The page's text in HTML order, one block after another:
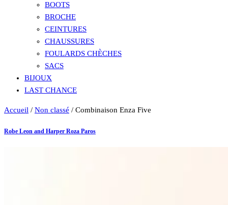
BOOTS
BROCHE
CEINTURES
CHAUSSURES
FOULARDS CHÈCHES
SACS
BIJOUX
LAST CHANCE
Accueil / Non classé / Combinaison Enza Five
Robe Leon and Harper Roza Paros